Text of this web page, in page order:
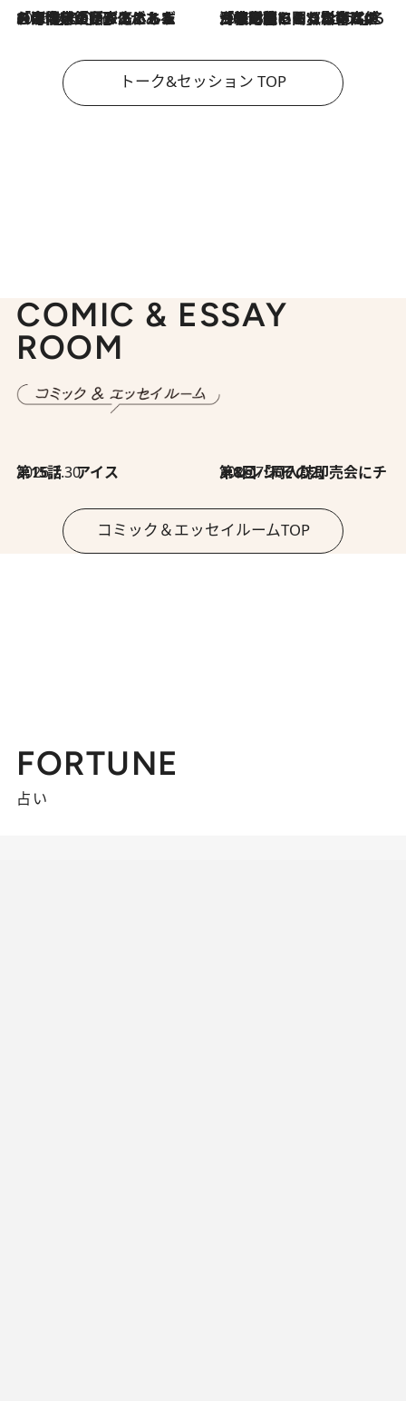
2026.8.3
「今後値上げがあるとすれば…」「リスクがあるのは今年の冬」エネルギー専門家が語る、ホルムズ海峡封鎖が家庭にもたらす“ある心配” 2026.8.3
「住宅建てられない…」「サーチャージ料の高値が続いている」ホルムズ海峡封鎖による影響はいつまで続く？《エネルギー専門家に聞く“どうなる日本の暮らし”》
トーク&セッション TOP
COMIC & ESSAY
ROOM
2026.7.30
第15話 アイス 2026.7.30
第8回「同人誌即売会にチャレンジ その2」
コミック＆エッセイルームTOP
FORTUNE
占い